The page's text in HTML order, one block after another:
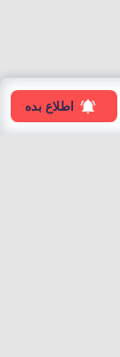
اطلاع بده